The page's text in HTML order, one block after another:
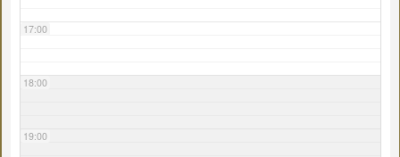
17:00
18:00
19:00